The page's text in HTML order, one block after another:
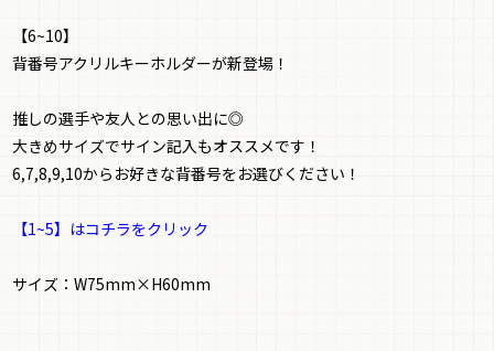
【6~10】
背番号アクリルキーホルダーが新登場！
推しの選手や友人との思い出に◎
大きめサイズでサイン記入もオススメです！
6,7,8,9,10からお好きな背番号をお選びください！
【1~5】はコチラをクリック
サイズ：W75mm×H60mm